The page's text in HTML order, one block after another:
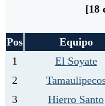
[18
Pos Equipo
1
El Soyate
2
3
Hierro Santo